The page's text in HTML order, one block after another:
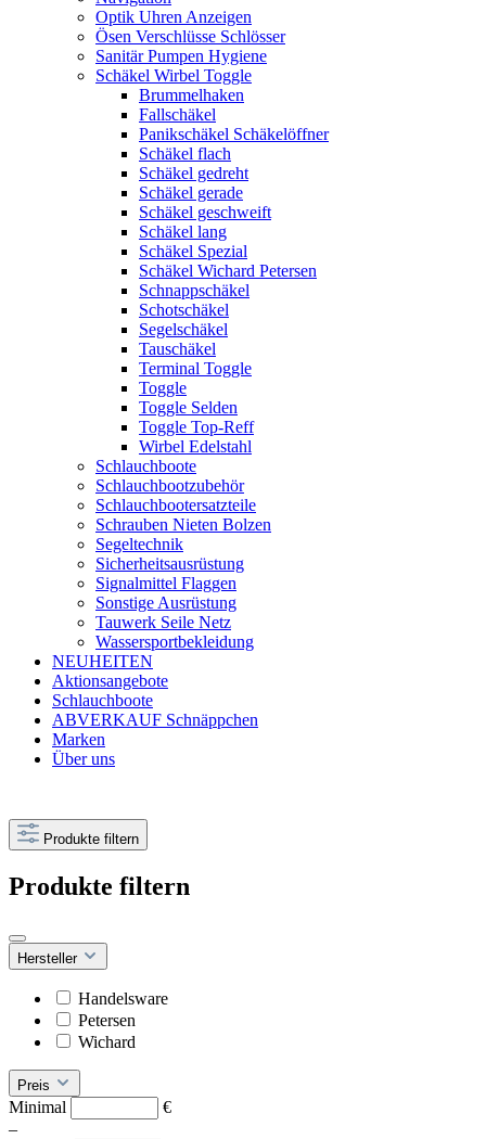
Optik Uhren Anzeigen
Ösen Verschlüsse Schlösser
Sanitär Pumpen Hygiene
Schäkel Wirbel Toggle
Brummelhaken
Fallschäkel
Panikschäkel Schäkelöffner
Schäkel flach
Schäkel gedreht
Schäkel gerade
Schäkel geschweift
Schäkel lang
Schäkel Spezial
Schäkel Wichard Petersen
Schnappschäkel
Schotschäkel
Segelschäkel
Tauschäkel
Terminal Toggle
Toggle
Toggle Selden
Toggle Top-Reff
Wirbel Edelstahl
Schlauchboote
Schlauchbootzubehör
Schlauchbootersatzteile
Schrauben Nieten Bolzen
Segeltechnik
Sicherheitsausrüstung
Signalmittel Flaggen
Sonstige Ausrüstung
Tauwerk Seile Netz
Wassersportbekleidung
NEUHEITEN
Aktionsangebote
Schlauchboote
ABVERKAUF Schnäppchen
Marken
Über uns
Produkte filtern
Produkte filtern
Hersteller
Handelsware
Petersen
Wichard
Preis
Minimal
€
–